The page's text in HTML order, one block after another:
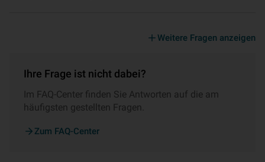
Weitere Fragen anzeigen
Ihre Frage ist nicht dabei?
Im FAQ-Center finden Sie Antworten auf die am
häufigsten gestellten Fragen.
Zum FAQ-Center